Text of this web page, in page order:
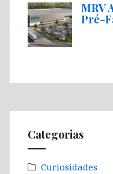
MRV
Pré-
Categorias
Curiosidades